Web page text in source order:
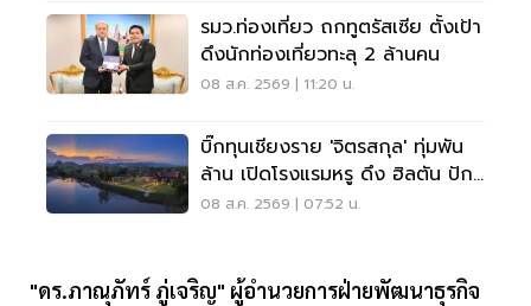
รมว.ท่องเที่ยว ถกทูตรัสเซีย ตั้งเป้า
ดึงนักท่องเที่ยวทะลุ 2 ล้านคน
08 ส.ค. 2569 | 11:20 น.
บิ๊กทุนเชียงราย 'จิตรสกุล' ทุ่มพัน
ล้าน เปิดโรงแรมหรู ดึง ฮิลตัน ปัก
หมุดแบรนด์ใหม่
08 ส.ค. 2569 | 07:52 น.
"ดร.ภาณุภัทร์ ภู่เจริญ" ผู้อำนวยการฝ่ายพัฒนาธุรกิจ